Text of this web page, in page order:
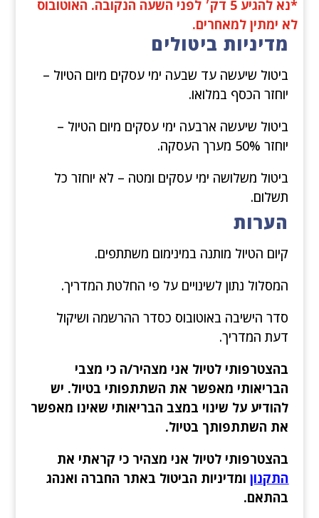
*נא להגיע 5 דק׳ לפני השעה הנקובה. האוטובוס
לא ימתין למאחרים.
מדיניות ביטולים
ביטול שיעשה עד שבעה ימי עסקים מיום הטיול –
יוחזר הכסף במלואו.
ביטול שיעשה ארבעה ימי עסקים מיום הטיול –
יוחזר 50% מערך העסקה.
ביטול משלושה ימי עסקים ומטה – לא יוחזר כל
תשלום.
הערות
קיום הטיול מותנה במינימום משתתפים.
המסלול נתון לשינויים על פי החלטת המדריך.
סדר הישיבה באוטובוס כסדר ההרשמה ושיקול
דעת המדריך.
בהצטרפותי לטיול אני מצהיר/ה כי מצבי
הבריאותי מאפשר את השתתפותי בטיול. יש
להודיע על שינוי במצב הבריאותי שאינו מאפשר
את השתתפותך בטיול.
בהצטרפותי לטיול אני מצהיר כי קראתי את
התקנוןומדיניות הביטול באתר החברה ואנהג
בהתאם.